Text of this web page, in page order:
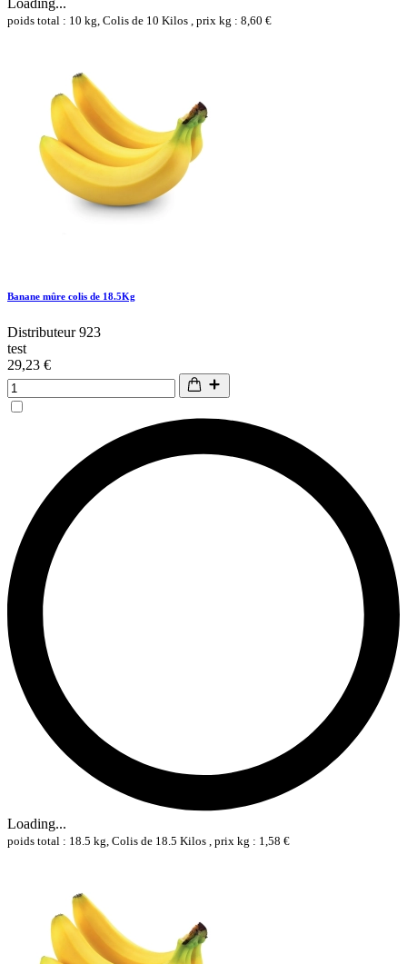
poids total : 10 kg, Colis de 10 Kilos , prix kg : 8,60 €
Banane mûre colis de 18.5Kg
Distributeur 923
test
29,23 €
Loading...
poids total : 18.5 kg, Colis de 18.5 Kilos , prix kg : 1,58 €